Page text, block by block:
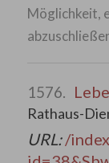
Möglichkeit,
1576.
Rathaus-
URL:/